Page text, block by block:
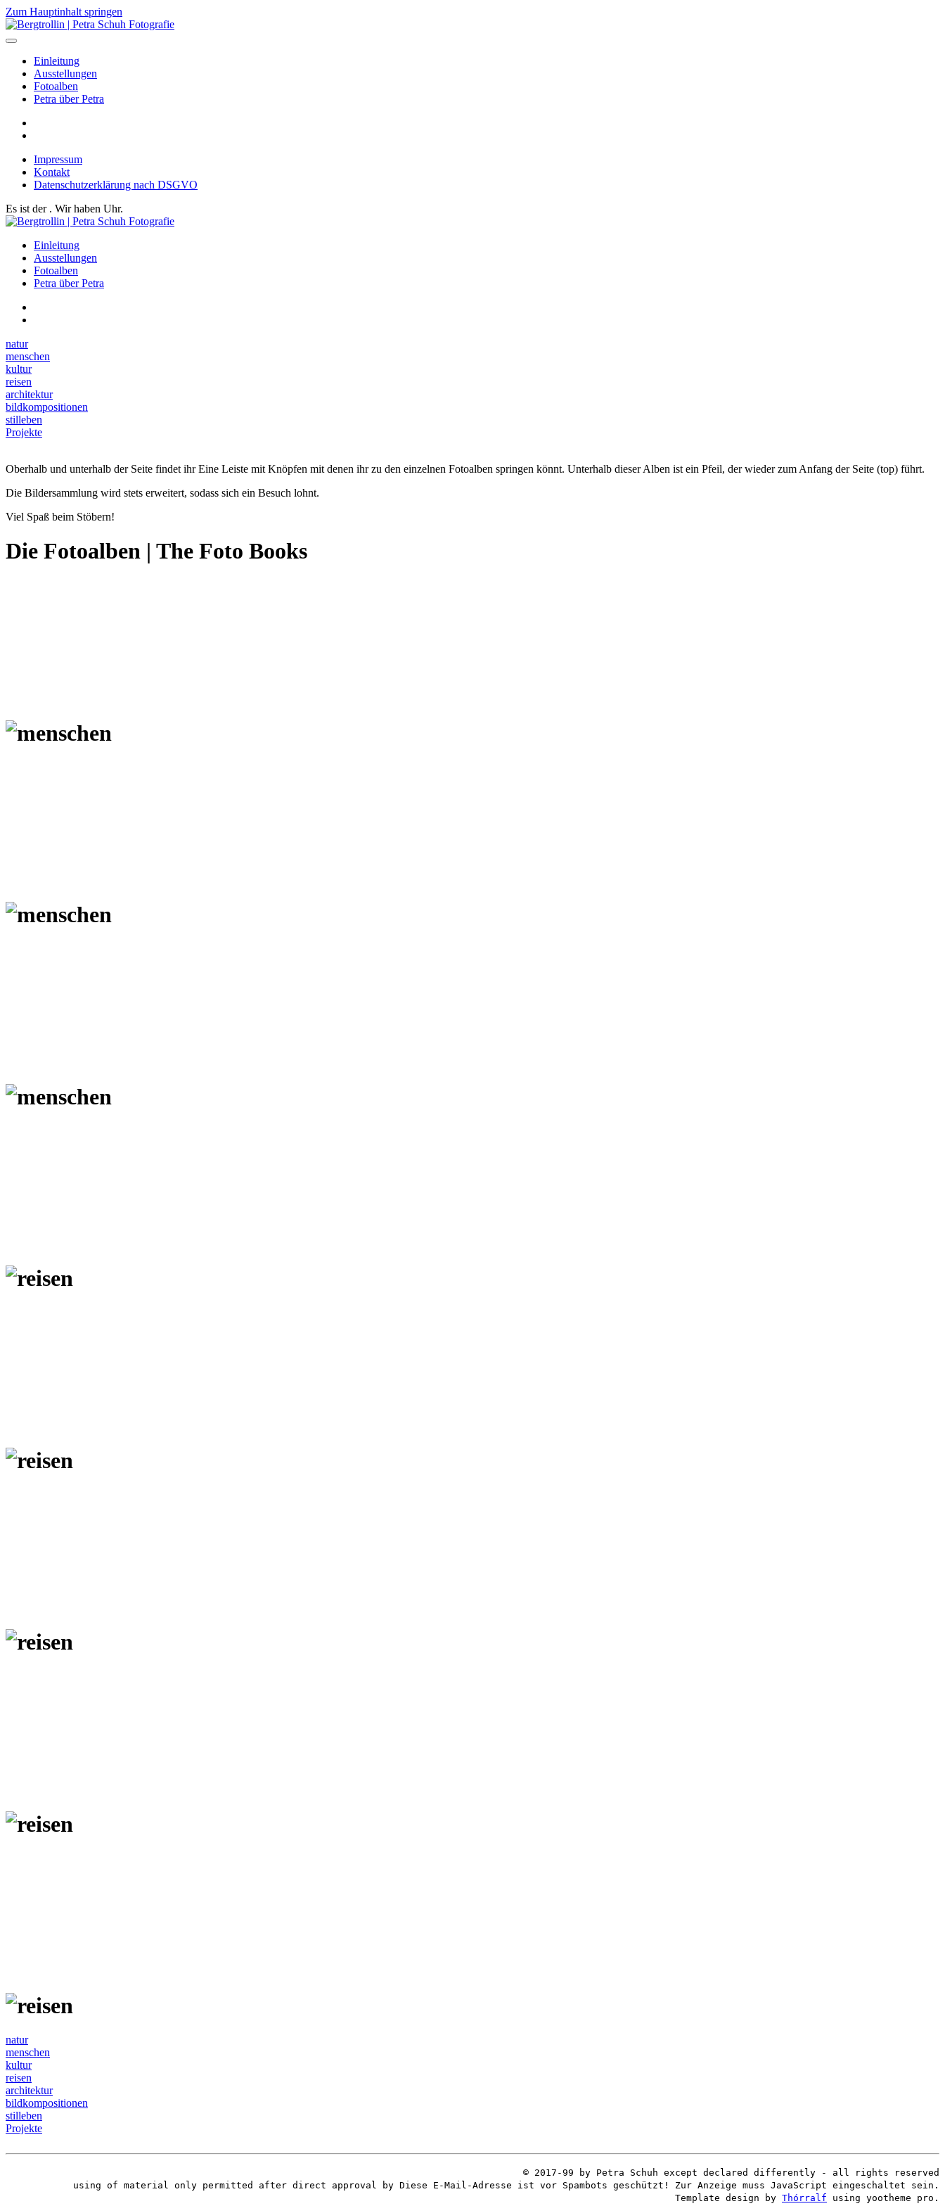
Zum Hauptinhalt springen
Einleitung
Ausstellungen
Fotoalben
Petra über Petra
Impressum
Kontakt
Datenschutzerklärung nach DSGVO
Es ist der . Wir haben Uhr.
Einleitung
Ausstellungen
Fotoalben
Petra über Petra
natur
menschen
kultur
reisen
architektur
bildkompositionen
stilleben
Projekte
Oberhalb und unterhalb der Seite findet ihr Eine Leiste mit Knöpfen mit denen ihr zu den einzelnen Fotoalben springen könnt. Unterhalb dieser Alben ist ein Pfeil, der wieder zum Anfang der Seite (top) führt.
Die Bildersammlung wird stets erweitert, sodass sich ein Besuch lohnt.
Viel Spaß beim Stöbern!
Die Fotoalben | The Foto Books
natur
menschen
kultur
reisen
architektur
bildkompositionen
stilleben
Projekte
© 2017-99 by Petra Schuh except declared differently - all rights reserved
using of material only permitted after direct approval by Diese E-Mail-Adresse ist vor Spambots geschützt! Zur Anzeige muss JavaScript eingeschaltet sein.
Template design by Thórralf using yootheme pro.